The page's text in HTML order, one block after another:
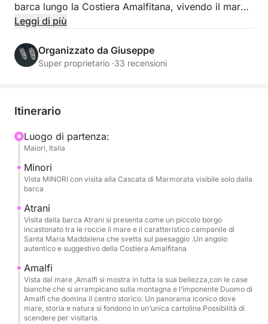
barca lungo la Costiera Amalfitana, vivendo il mare
con calma e senza fretta a bordo di una Allegra 21.
costa in modo completo, alternando navigazione
panoramica, bagni rigeneranti e momenti di puro
Durante la giornata navigherai lungo uno dei tratti di
mare Amalfi, Praiano e Positano con le loro
scogliere a picco e i colori unici. Le soste bagno
permettono di nuotare in acque cristalline e godersi
il mare lontano dalla folla, mentre a bordo potrai
rilassarti sui comodi prendisole e all’ombra del
tendalino durante le ore più calde.
La barca offre tutti i comfort necessari per una
giornata perfetta: ampio prendisole, doccia con
acqua dolce, stereo Bluetooth, prese USB, scaletta
di risalita e frigorifero. Può ospitare fino a 6
persone, rendendola ideale per famiglie e gruppi di
amici.
Leggi di più
Organizzato da Giuseppe
Super proprietario ·33 recensioni
Itinerario
Luogo di partenza:
Maiori, Italia
Minori
Vista MINORI con visita alla Cascata di Marmorata visibile solo dalla
barca
Atrani
Visita dalla barca Atrani si presenta come un piccolo borgo
incastonato tra le roccie il mare e il caratteristico campanile di
Santa Maria Maddalena che svetta sul paesaggio .Un angolo
autentico e suggestivo della Costiera Amalfitana
Amalfi
Vista dal mare ,Amalfi si mostra in tutta la sua bellezza,con le case
bianche che si arrampicano sulla montagna e l’imponente Duomo di
Amalfi che domina il centro storico. Un panorama iconico dove
mare, storia e natura si fondono in un’unica cartolina.Possibilità di
scendere per visitarla.